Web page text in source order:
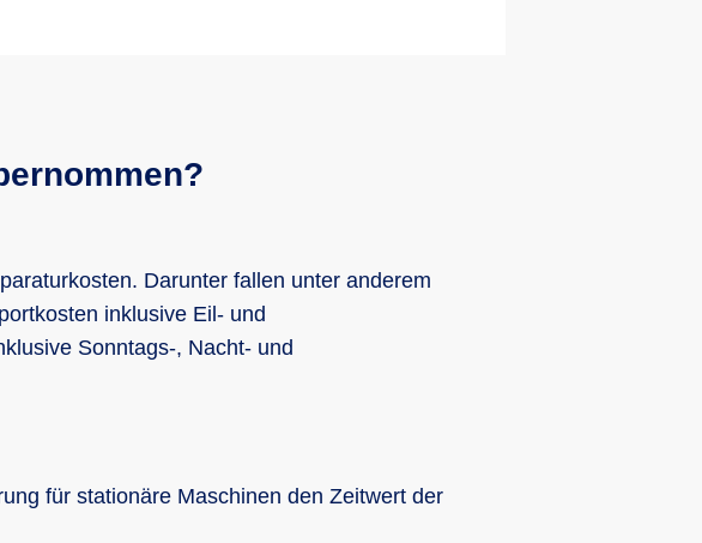
Darunter fallen unter anderem
inklusive Eil- und
Sonntags-, Nacht- und
für stationäre Maschinen den Zeitwert der